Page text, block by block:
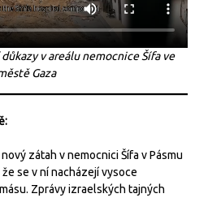
v areálu nemocnice Šífa ve
Gaza
zátah v nemocnici Šífa v Pásmu
se v ní nacházejí vysoce
Zprávy izraelských tajných